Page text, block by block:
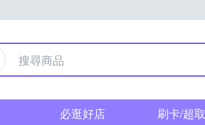
必逛好店 刷卡/超取